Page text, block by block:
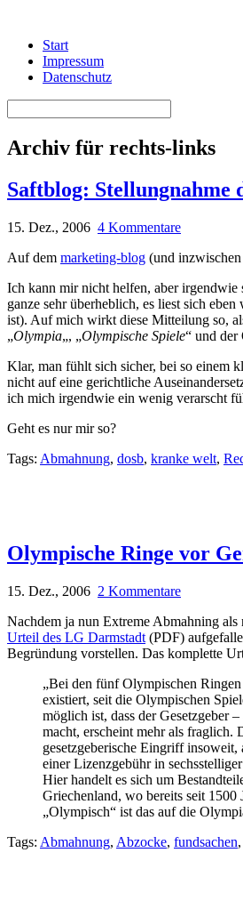
Start
Impressum
Datenschutz
Archiv für rechts-links
Saftblog: Stellungnahme
15. Dez., 2006 4 Kommentare
Auf dem marketing-blog (und
Ich kann mir nicht helfen, aber
ganze sehr überheblich, es liest sich
ist). Auf mich wirkt diese Mitteilung so,
„Olympia„, „Olympische Spiele“ und der
Klar, man fühlt sich sicher, bei so einem
nicht auf eine gerichtliche
ich mich irgendwie ein wenig verarscht
Geht es nur mir so?
Tags: Abmahnung, dosb, kranke welt,
Olympische Ringe vor
15. Dez., 2006 2 Kommentare
Nachdem ja nun Extreme Abmahning
Urteil des LG Darmstadt (PDF)
Begründung vorstellen. Das komplette
„Bei den fünf Olympischen
existiert, seit die Olympischen
möglich ist, dass der Gesetzgeber
macht, erscheint mehr als fraglich.
gesetzgeberische Eingriff
einer Lizenzgebühr in
Hier handelt es sich um
Griechenland, wo bereits seit 1500
„Olympisch“ ist das auf die
Tags: Abmahnung, Abzocke, fundsachen,